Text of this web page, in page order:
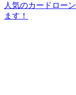
人気のカードロー
ます！